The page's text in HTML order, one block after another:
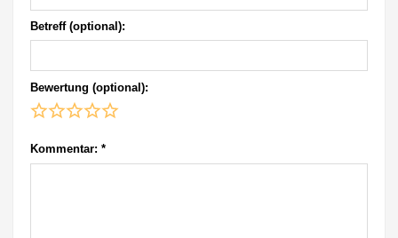
Betreff (optional):
Bewertung (optional):
Kommentar: *